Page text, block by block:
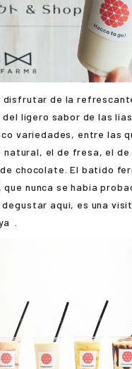
disfrutar de la
ligero sabor de las lías
variedades, entre las
natural, el de fresa, el de
chocolate. El batido
que nunca se había
aquí, es una